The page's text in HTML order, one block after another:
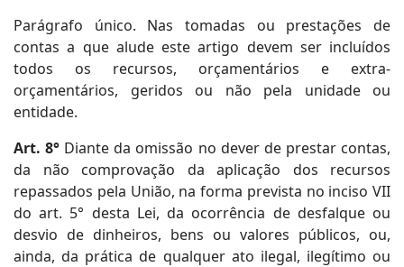
Parágrafo único. Nas tomadas ou prestações de
contas a que alude este artigo devem ser incluídos
todos os recursos, orçamentários e extra-
orçamentários, geridos ou não pela unidade ou
entidade.
Art. 8° Diante da omissão no dever de prestar contas,
da não comprovação da aplicação dos recursos
repassados pela União, na forma prevista no inciso VII
do art. 5° desta Lei, da ocorrência de desfalque ou
desvio de dinheiros, bens ou valores públicos, ou,
ainda, da prática de qualquer ato ilegal, ilegítimo ou